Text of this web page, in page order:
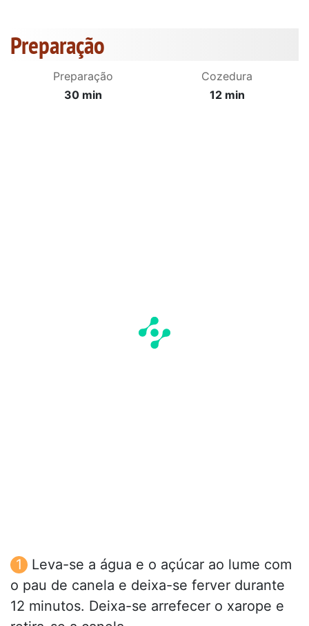
Preparação
Preparação
30 min
Cozedura
12 min
Leva-se a água e o açúcar ao lume com
o pau de canela e deixa-se ferver durante
12 minutos. Deixa-se arrefecer o xarope e